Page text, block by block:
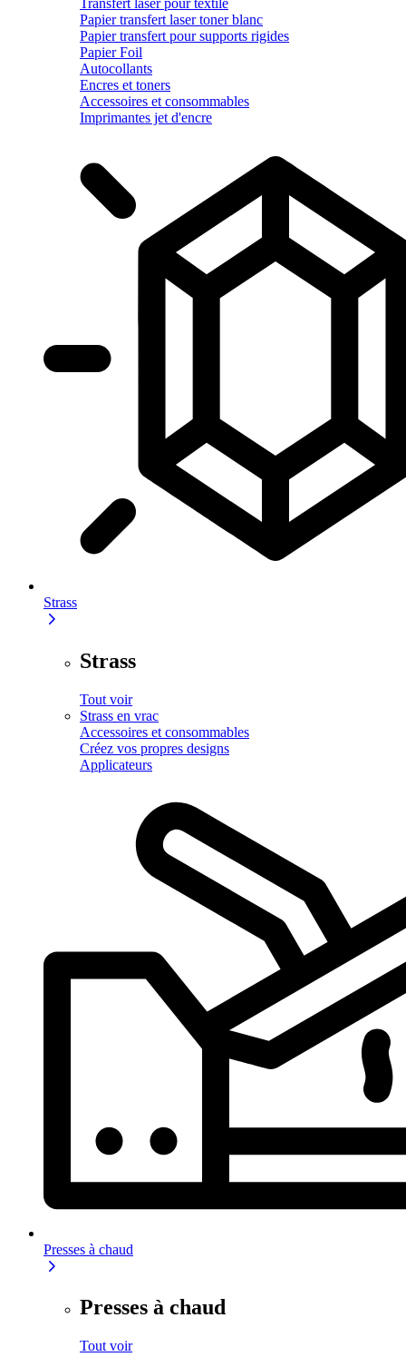
Papier transfert laser toner blanc
Papier transfert pour supports rigides
Papier Foil
Autocollants
Encres et toners
Accessoires et consommables
Imprimantes jet d'encre
Strass
Strass
Tout voir
Strass en vrac
Accessoires et consommables
Créez vos propres designs
Applicateurs
Presses à chaud
Presses à chaud
Tout voir